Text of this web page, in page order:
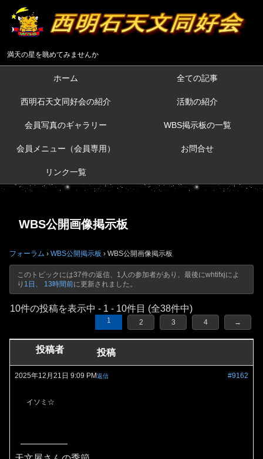
満天の星を眺めてみませんか
ホーム 全ての記事
西明石天文同好会の紹介 活動の紹介
会員写真のギャラリー WBS掲示板の一覧
会員メニュー（会員専用） お問合せ
リンク一覧
WBS公開画像掲示板
フォーラム › WBS公開掲示板 › WBS公開画像掲示板
このトピックには37件の返信、1人の参加者があり、最後にwhtifxjによ
り 1日、 13時間前に更新されました。
10件の投稿を表示中 - 1 - 10件目 (全38件中)
1 2 3 4 →
投稿者 投稿
2025年12月21日 9:09 PM #9162
返信
イソミ☆